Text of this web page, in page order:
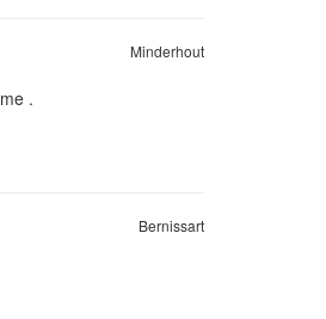
Minderhout
.
Bernissart